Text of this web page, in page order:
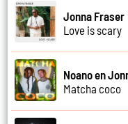
Jonna Fraser
Love is scary
Noano en
Matcha coco